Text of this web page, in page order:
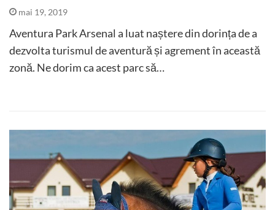
mai 19, 2019
Aventura Park Arsenal a luat naștere din dorința de a
dezvolta turismul de aventură și agrement în această
zonă. Ne dorim ca acest parc să…